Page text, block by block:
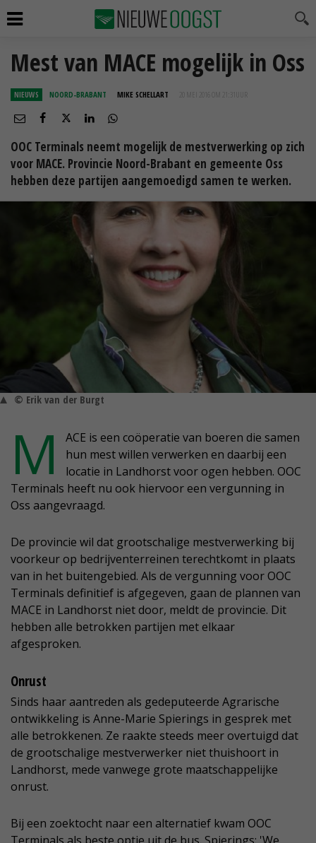
Mest van MACE mogelijk in Oss
NIEUWS NOORD-BRABANT MIKE SCHELLART 20 MEI 2016 OM 21:31
OOC Terminals neemt mogelijk de mestverwerking op zich
voor MACE. Provincie Noord-Brabant en gemeente Oss
hebben deze partijen aangemoedigd samen te werken.
© Erik van der Burgt
M
ACE is een coöperatie van boeren die samen
hun mest willen verwerken en daarbij een
locatie in Landhorst voor ogen hebben. OOC
Terminals heeft nu ook hiervoor een vergunning in
Oss aangevraagd.
De provincie wil dat grootschalige mestverwerking bij
voorkeur op bedrijventerreinen terechtkomt in plaats
van in het buitengebied. Als de vergunning voor OOC
Terminals definitief is afgegeven, gaan de plannen van
MACE in Landhorst niet door, meldt de provincie. Dit
hebben alle betrokken partijen met elkaar
afgesproken.
Onrust
Sinds haar aantreden als gedeputeerde Agrarische
ontwikkeling is Anne-Marie Spierings in gesprek met
alle betrokkenen. Ze raakte steeds meer overtuigd dat
de grootschalige mestverwerker niet thuishoort in
Landhorst, mede vanwege grote maatschappelijke
onrust.
Bij een zoektocht naar een alternatief kwam OOC